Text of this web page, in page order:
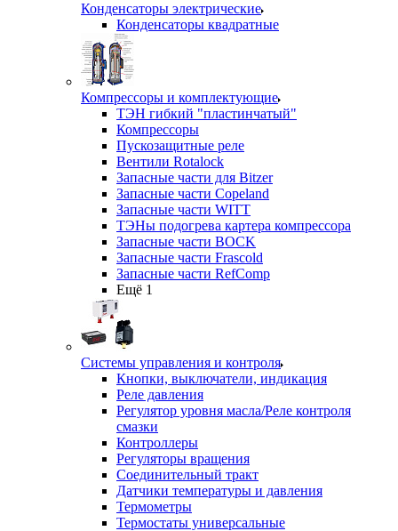
Конденсаторы электрические
Конденсаторы квадратные
Компрессоры и комплектующие
ТЭН гибкий "пластинчатый"
Компрессоры
Пускозащитные реле
Вентили Rotalock
Запасные части для Bitzer
Запасные части Copeland
Запасные части WITT
ТЭНы подогрева картера компрессора
Запасные части BOCK
Запасные части Frascold
Запасные части RefComp
Ещё 1
Системы управления и контроля
Кнопки, выключатели, индикация
Реле давления
Регулятор уровня масла/Реле контроля
смазки
Контроллеры
Регуляторы вращения
Соединительный тракт
Датчики температуры и давления
Термометры
Термостаты универсальные